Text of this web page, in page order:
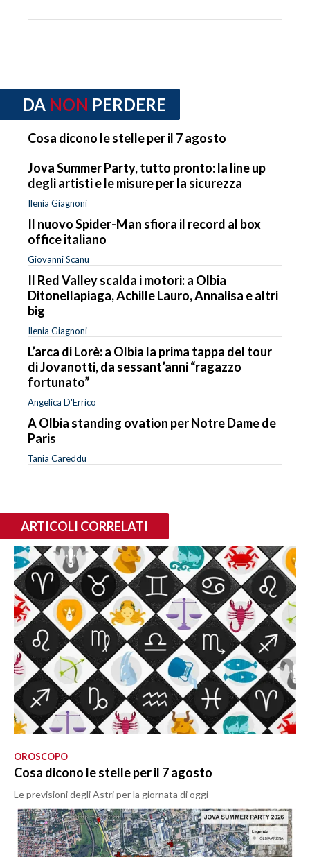
DA NON PERDERE
Cosa dicono le stelle per il 7 agosto
Jova Summer Party, tutto pronto: la line up
degli artisti e le misure per la sicurezza
Ilenia Giagnoni
Il nuovo Spider-Man sfiora il record al box
office italiano
Giovanni Scanu
Il Red Valley scalda i motori: a Olbia
Ditonellapiaga, Achille Lauro, Annalisa e altri
big
Ilenia Giagnoni
L’arca di Lorè: a Olbia la prima tappa del tour
di Jovanotti, da sessant’anni “ragazzo
fortunato”
Angelica D'Errico
A Olbia standing ovation per Notre Dame de
Paris
Tania Careddu
ARTICOLI CORRELATI
OROSCOPO
Cosa dicono le stelle per il 7 agosto
Le previsioni degli Astri per la giornata di oggi